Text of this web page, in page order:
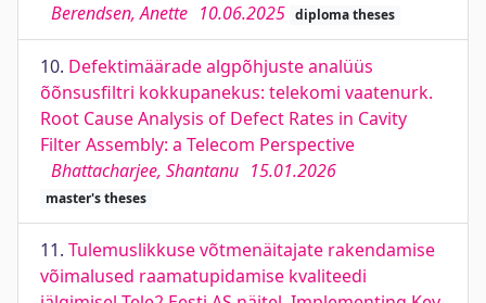
Berendsen, Anette 10.06.2025 diploma theses
10. Defektimäärade algpõhjuste analüüs
õõnsusfiltri kokkupanekus: telekomi vaatenurk.
Root Cause Analysis of Defect Rates in Cavity
Filter Assembly: a Telecom Perspective
Bhattacharjee, Shantanu 15.01.2026
master's theses
11. Tulemuslikkuse võtmenäitajate rakendamise
võimalused raamatupidamise kvaliteedi